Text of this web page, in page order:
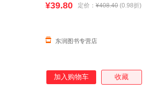
不失为学习深度学习的一本好
¥39.80 定价： ¥408.40 (0.98折)
东润图书专营店
加入购物车 收藏